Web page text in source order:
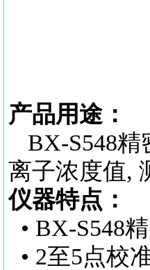
产品用途：
BX-S548精
离子浓度值,
仪器特点：
• BX-S548
• 2至5点校